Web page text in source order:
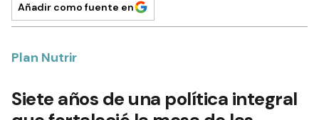
Añadir como fuente en
Plan Nutrir
Siete años de una política integral